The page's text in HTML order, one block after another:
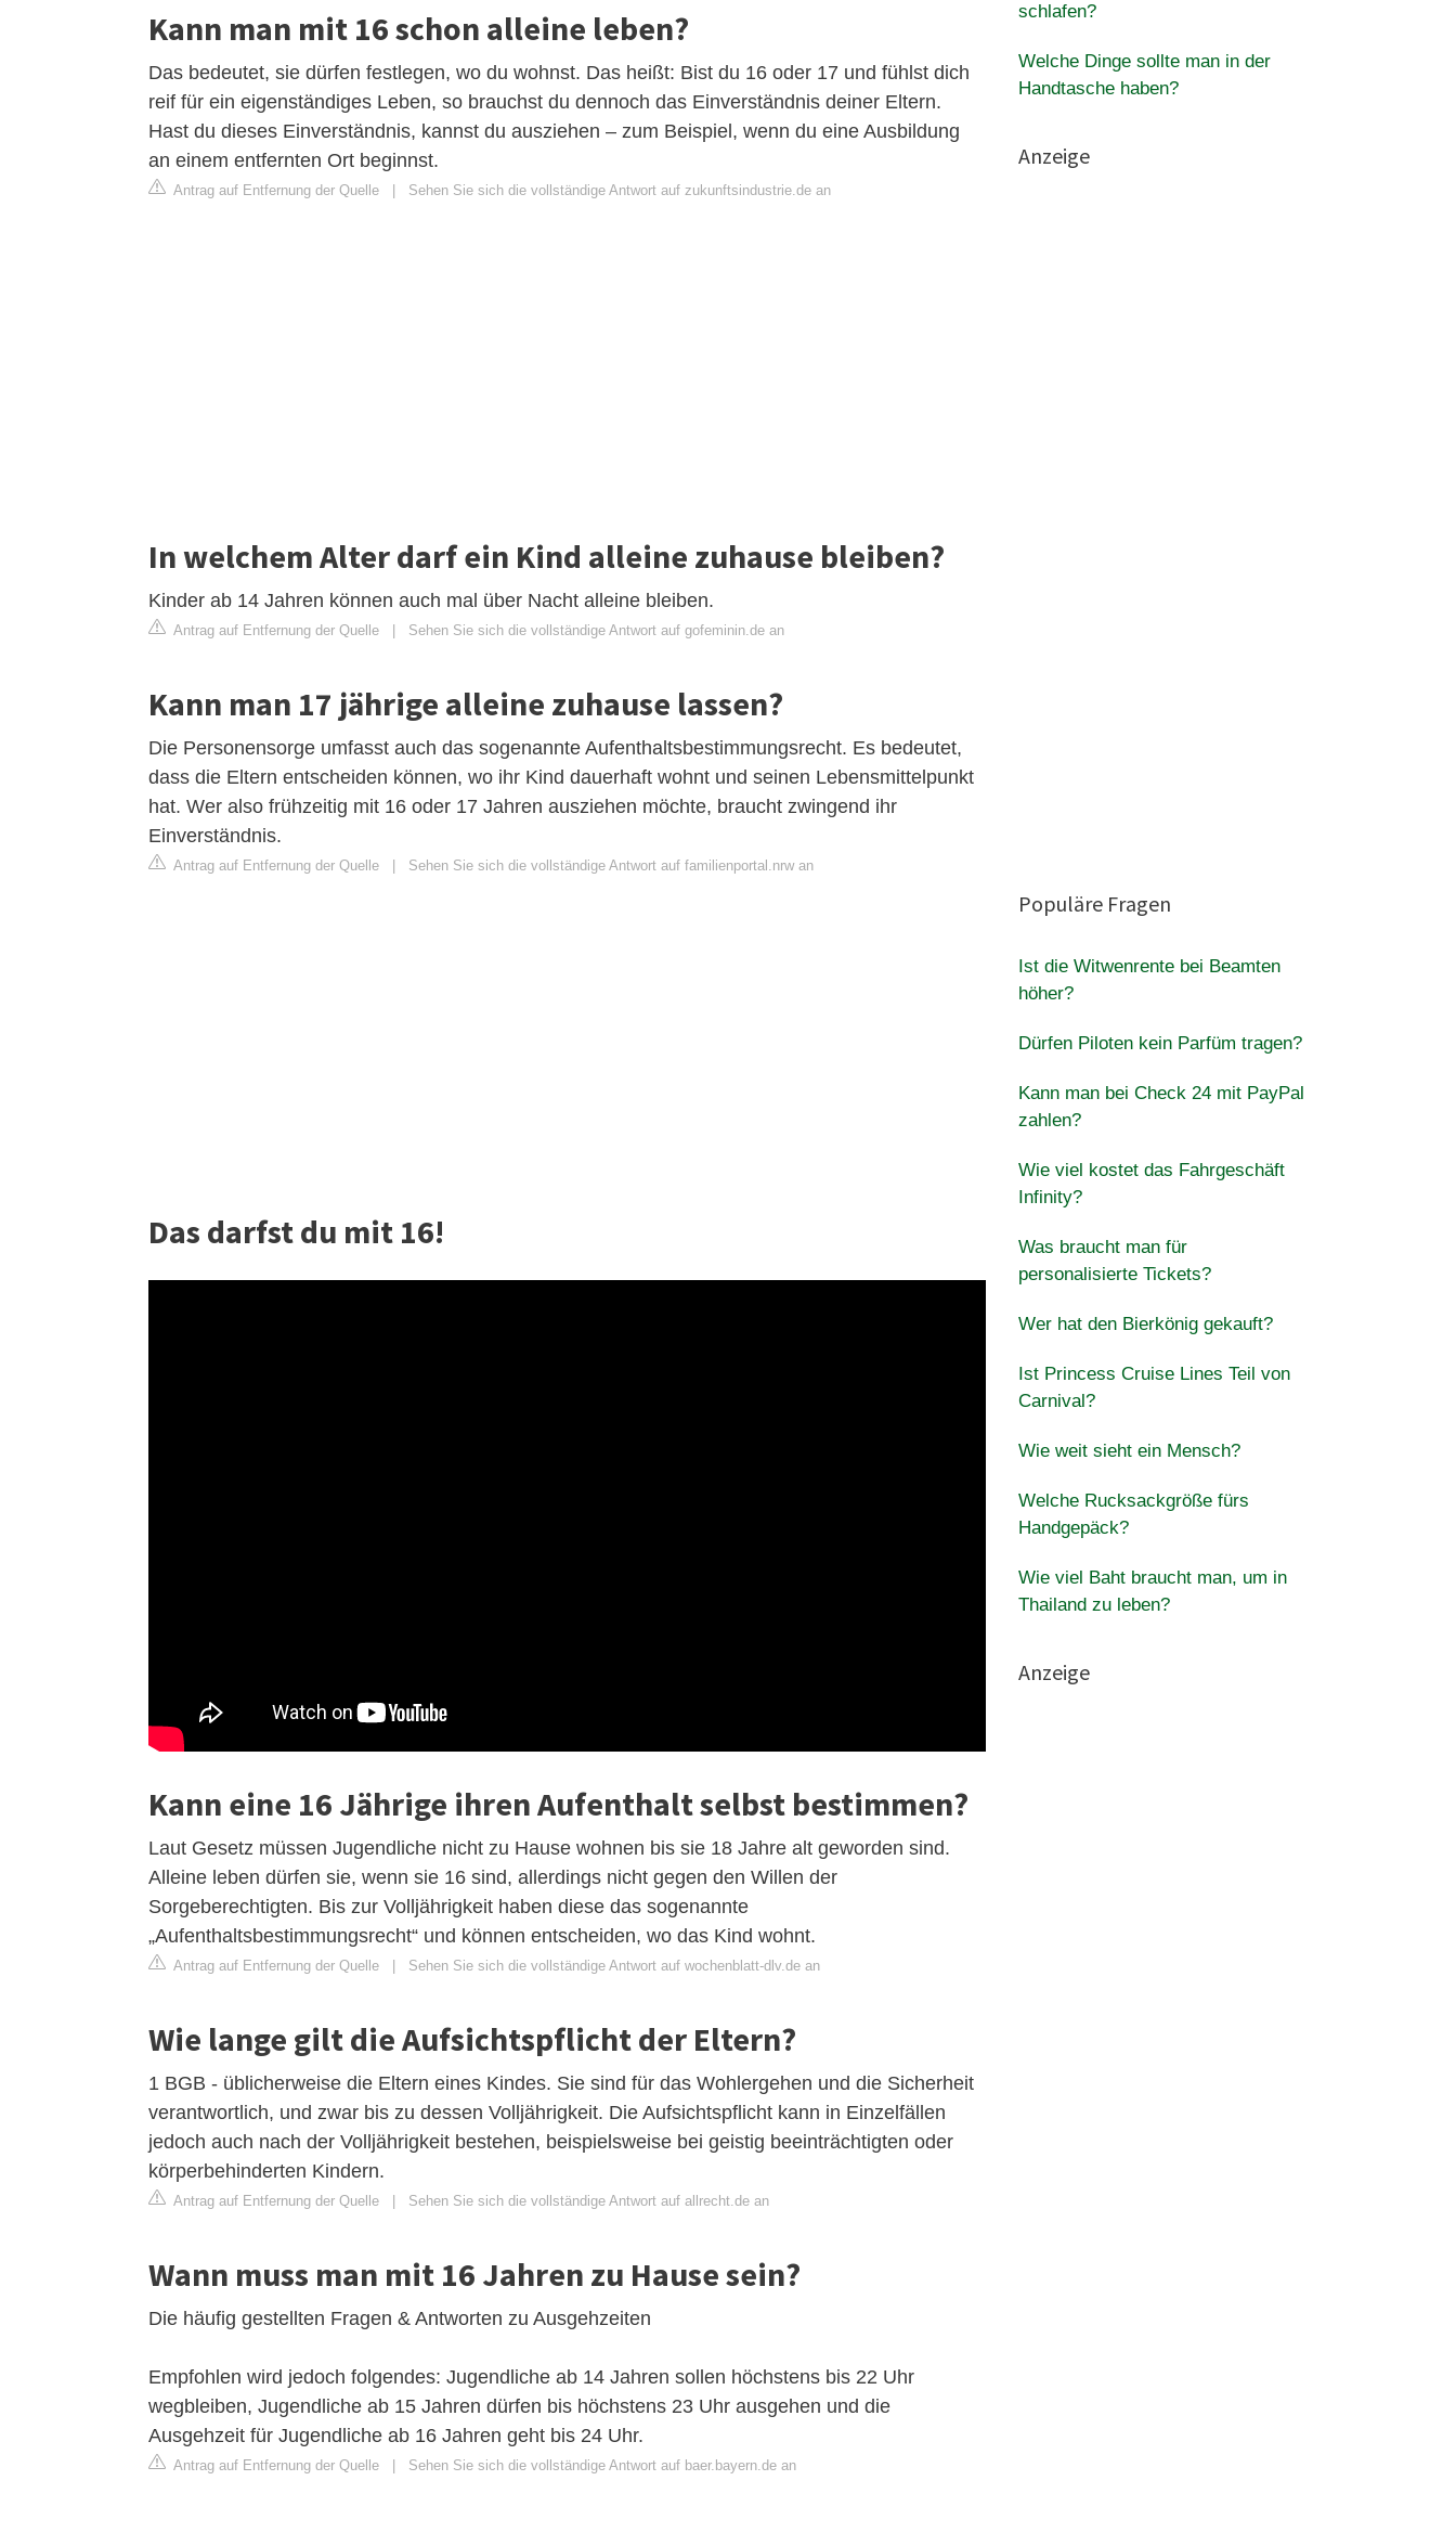
Kann man mit 16 schon alleine leben?
Das bedeutet, sie dürfen festlegen, wo du wohnst. Das heißt: Bist du 16 oder 17 und fühlst dich
reif für ein eigenständiges Leben, so brauchst du dennoch das Einverständnis deiner Eltern.
Hast du dieses Einverständnis, kannst du ausziehen – zum Beispiel, wenn du eine Ausbildung
an einem entfernten Ort beginnst.
Antrag auf Entfernung der Quelle Sehen Sie sich die vollständige Antwort auf zukunftsindustrie.de an
In welchem Alter darf ein Kind alleine zuhause bleiben?
Kinder ab 14 Jahren können auch mal über Nacht alleine bleiben.
Antrag auf Entfernung der Quelle Sehen Sie sich die vollständige Antwort auf gofeminin.de an
Kann man 17 jährige alleine zuhause lassen?
Die Personensorge umfasst auch das sogenannte Aufenthaltsbestimmungsrecht. Es bedeutet,
dass die Eltern entscheiden können, wo ihr Kind dauerhaft wohnt und seinen Lebensmittelpunkt
hat. Wer also frühzeitig mit 16 oder 17 Jahren ausziehen möchte, braucht zwingend ihr
Einverständnis.
Antrag auf Entfernung der Quelle Sehen Sie sich die vollständige Antwort auf familienportal.nrw an
Das darfst du mit 16!
Kann eine 16 Jährige ihren Aufenthalt selbst bestimmen?
Laut Gesetz müssen Jugendliche nicht zu Hause wohnen bis sie 18 Jahre alt geworden sind.
Alleine leben dürfen sie, wenn sie 16 sind, allerdings nicht gegen den Willen der
Sorgeberechtigten. Bis zur Volljährigkeit haben diese das sogenannte
„Aufenthaltsbestimmungsrecht“ und können entscheiden, wo das Kind wohnt.
Antrag auf Entfernung der Quelle | Sehen Sie sich die vollständige Antwort auf wochenblatt-dlv.de an
Wie lange gilt die Aufsichtspflicht der Eltern?
1 BGB - üblicherweise die Eltern eines Kindes. Sie sind für das Wohlergehen und die Sicherheit
verantwortlich, und zwar bis zu dessen Volljährigkeit. Die Aufsichtspflicht kann in Einzelfällen
jedoch auch nach der Volljährigkeit bestehen, beispielsweise bei geistig beeinträchtigten oder
körperbehinderten Kindern.
Antrag auf Entfernung der Quelle | Sehen Sie sich die vollständige Antwort auf allrecht.de an
Wann muss man mit 16 Jahren zu Hause sein?
Die häufig gestellten Fragen & Antworten zu Ausgehzeiten
Empfohlen wird jedoch folgendes: Jugendliche ab 14 Jahren sollen höchstens bis 22 Uhr
wegbleiben, Jugendliche ab 15 Jahren dürfen bis höchstens 23 Uhr ausgehen und die
Ausgehzeit für Jugendliche ab 16 Jahren geht bis 24 Uhr.
Antrag auf Entfernung der Quelle | Sehen Sie sich die vollständige Antwort auf baer.bayern.de an
schlafen?
Welche Dinge sollte man in der
Handtasche haben?
Anzeige
Populäre Fragen
Ist die Witwenrente bei Beamten
höher?
Dürfen Piloten kein Parfüm tragen?
Kann man bei Check 24 mit PayPal
zahlen?
Wie viel kostet das Fahrgeschäft
Infinity?
Was braucht man für
personalisierte Tickets?
Wer hat den Bierkönig gekauft?
Ist Princess Cruise Lines Teil von
Carnival?
Wie weit sieht ein Mensch?
Welche Rucksackgröße fürs
Handgepäck?
Wie viel Baht braucht man, um in
Thailand zu leben?
Anzeige